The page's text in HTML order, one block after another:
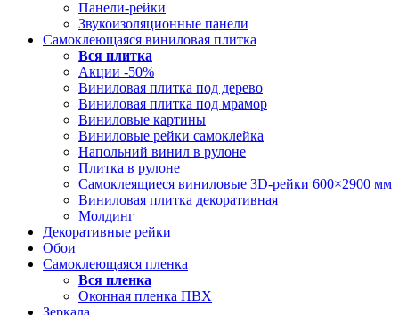
Панели-рейки
Звукоизоляционные панели
Самоклеющаяся виниловая плитка
Вся плитка
Акции -50%
Виниловая плитка под дерево
Виниловая плитка под мрамор
Виниловые картины
Виниловые рейки самоклейка
Напольний винил в рулоне
Плитка в рулоне
Самоклеящиеся виниловые 3D‑рейки 600×2900 мм
Виниловая плитка декоративная
Молдинг
Декоративные рейки
Обои
Самоклеющаяся пленка
Вся пленка
Оконная пленка ПВХ
Зеркала